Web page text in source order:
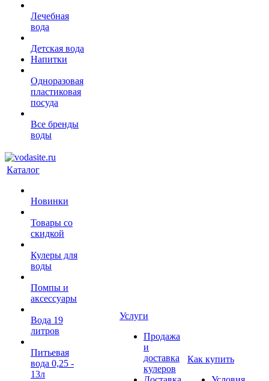
Лечебная
вода
Детская вода
Напитки
Одноразовая
пластиковая
посуда
Все бренды
воды
Каталог
Новинки
Товары со
скидкой
Кулеры для
воды
Помпы и
аксессуары
Вода 19
литров
Питьевая
вода 0,25 -
13л
Услуги
Продажа
и
доставка
кулеров
Как купить